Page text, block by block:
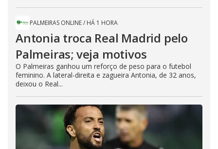
PALMEIRAS ONLINE/ HÁ 1 HORA
Antonia troca Real Madrid pelo
Palmeiras; veja motivos
O Palmeiras ganhou um reforço de peso para o futebol
feminino. A lateral-direita e zagueira Antonia, de 32 anos,
deixou o Real...